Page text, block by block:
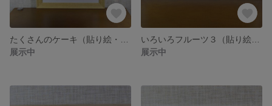
展示中
展示中